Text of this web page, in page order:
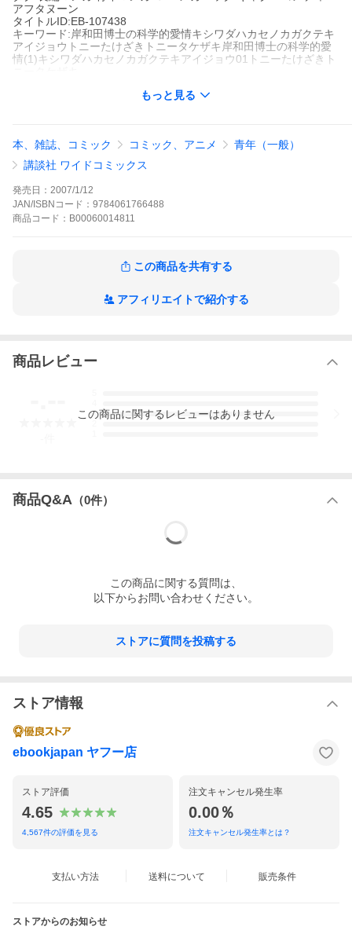
アフタヌーン
タイトルID:EB-107438
キーワード:岸和田博士の科学的愛情キシワダハカセノカガクテキ
アイジョウトニーたけざきトニータケザキ岸和田博士の科学的愛
情(1)キシワダハカセノカガクテキアイジョウ01トニーたけざきト
※当ストアの商品は、アプリでは購入できません。
長編マンガ
青年マンガ ＳＦ メカニック ギャグ・コメディー
タヌーン
天才科学者・岸和田博士は、人類の発展に貢献する成果を残して
いる一方で、己の探究心のためならば人類滅亡に繋がりかねない
危険な実験もいとわないマッドサイエンティスト!そのため周りの
一般市民を巻き込み大騒動になる事も少なくない……のだが、超
天才であることを理由に国際法によって手厚く保護されているの
岸和田博士の科学的愛情の作品をもっと見る
もっと見る
本、雑誌、コミック コミック、アニメ
青年（一般）
講談社 ワイドコミックス
発売日： 2007/1/12
JAN/ISBNコード： 9784061766488
商品 コード： B00060014811
この商品を共有する
アフィリエイトで紹介する
商品レビュー
3
この商品に関するレビューはありません
商品Q&A （0件）
この商品に関する質問は、
以下からお問い合わせください。
ストアに質問を投稿する
ストア情報
ebookjapan ヤフー店
ストア評価
4.65
4,567件の評価を見る
注文キャンセル発生率
0.00％
注文キャンセル発生率とは？
支払い方法 送料について 販売条件
ストアからのお知らせ